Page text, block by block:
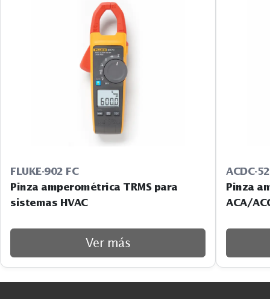
FLUKE-902 FC
Pinza amperométrica TRMS para
sistemas HVAC
Ver más
ACDC-
Pinza
ACA/